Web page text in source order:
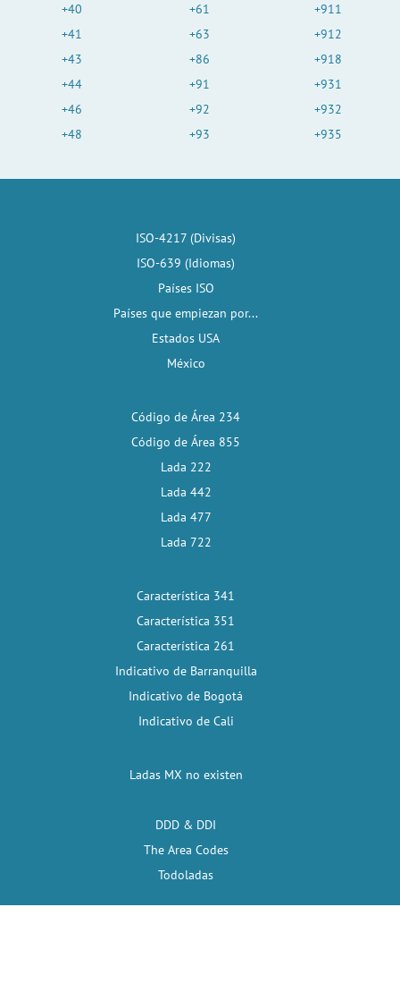
+40
+41
+43
+44
+46
+48
+61
+63
+86
+91
+92
+93
+911
+912
+918
+931
+932
+935
ISO-4217 (Divisas)
ISO-639 (Idiomas)
Países ISO
Países que empiezan por...
Estados USA
México
Código de Área 234
Código de Área 855
Lada 222
Lada 442
Lada 477
Lada 722
Característica 341
Característica 351
Característica 261
Indicativo de Barranquilla
Indicativo de Bogotá
Indicativo de Cali
Ladas MX no existen
DDD & DDI
The Area Codes
Todoladas